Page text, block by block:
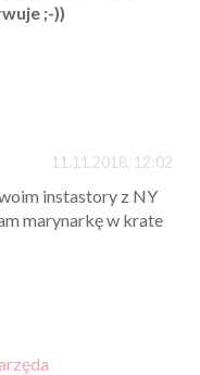
;-))
11.11.2018, 12:02
instastory z NY
marynarkę w krate